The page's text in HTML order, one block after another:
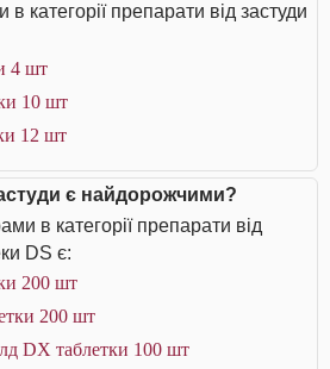
категорії препарати від застуди
4 шт
10 шт
12 шт
є найдорожчими?
в категорії препарати від
DS є:
200 шт
200 шт
DX таблетки 100 шт